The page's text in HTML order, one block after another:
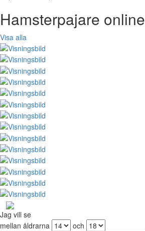
Hamsterpajare online
Visa alla
Jag vill se
mellan åldrarna
och